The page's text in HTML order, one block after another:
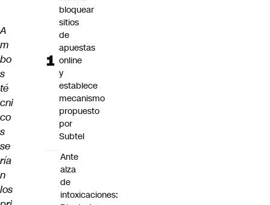
A
m
bo
s
té
cni
co
s
se
ría
n
los
bloquear
sitios
de
apuestas
online
y
establece
mecanismo
propuesto
por
Subtel
Ante
alza
de
intoxicaciones: